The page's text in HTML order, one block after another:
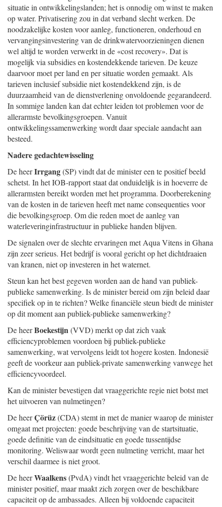
situatie in ontwikkelingslanden; het is onnodig om winst te maken
op water. Privatisering zou in dat verband slecht werken. De
noodzakelijke kosten voor aanleg, functioneren, onderhoud en
vervangingsinvestering van de drinkwatervoorzieningen dienen
wel altijd te worden verwerkt in de «cost recovery». Dat is
mogelijk via subsidies en kostendekkende tarieven. De keuze
daarvoor moet per land en per situatie worden gemaakt. Als
tarieven inclusief subsidie niet kostendekkend zijn, is de
duurzaamheid van de dienstverlening onvoldoende gegarandeerd.
In sommige landen kan dat echter leiden tot problemen voor de
allerarmste bevolkingsgroepen. Vanuit
ontwikkelingssamenwerking wordt daar speciale aandacht aan
besteed.
Nadere gedachtewisseling
De heerIrrgang(SP) vindt dat de minister een te positief beeld
schetst. In het IOB-rapport staat dat onduidelijk is in hoeverre de
allerarmsten bereikt worden met het programma. Doorberekening
van de kosten in de tarieven heeft met name consequenties voor
die bevolkingsgroep. Om die reden moet de aanleg van
waterleveringinfrastructuur in publieke handen blijven.
De signalen over de slechte ervaringen met Aqua Vitens in Ghana
zijn zeer serieus. Het bedrijf is vooral gericht op het dichtdraaien
van kranen, niet op investeren in het waternet.
Steun kan het best gegeven worden aan de hand van publiek-
publieke samenwerking. Is de minister bereid om zijn beleid daar
specifiek op in te richten? Welke financiële steun biedt de minister
op dit moment aan publiek-publieke samenwerking?
De heerBoekestijn(VVD) merkt op dat zich vaak
efficiencyproblemen voordoen bij publiek-publieke
samenwerking, wat vervolgens leidt tot hogere kosten. Indonesië
geeft de voorkeur aan publiek-private samenwerking vanwege het
efficiencyvoordeel.
Kan de minister bevestigen dat vraaggerichte regie niet botst met
het uitvoeren van nulmetingen?
De heerÇörüz(CDA) stemt in met de manier waarop de minister
omgaat met projecten: goede beschrijving van de startsituatie,
goede definitie van de eindsituatie en goede tussentijdse
monitoring. Weliswaar wordt geen nulmeting verricht, maar het
verschil daarmee is niet groot.
De heerWaalkens(PvdA) vindt het vraaggerichte beleid van de
minister positief, maar maakt zich zorgen over de beschikbare
capaciteit op de ambassades. Alleen bij voldoende capaciteit